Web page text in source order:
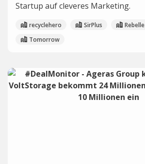
Startup auf cleveres Marketing.
recyclehero SirPlus
Rebelle
Tomorrow